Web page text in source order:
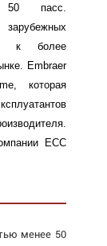
50 пасс.
к более
Embraer
которая
ECC
менее 50